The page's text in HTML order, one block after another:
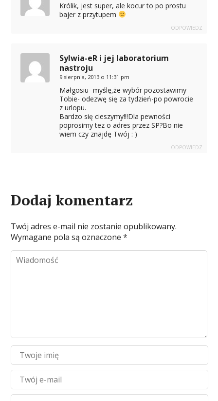
Królik, jest super, ale kocur to po prostu
bajer z przytupem
ODPOWIEDZ
Sylwia-eR i jej laboratorium
nastroju
9 sierpnia, 2013 o 11:31 pm
Małgosiu- myślę,że wybór pozostawimy
Tobie- odezwę się za tydzień-po powrocie
z urlopu.
Bardzo się cieszymy!!!Dla pewności
poprosimy tez o adres przez SP?Bo nie
wiem czy znajdę Twój : )
ODPOWIEDZ
Dodaj komentarz
Twój adres e-mail nie zostanie opublikowany.
Wymagane pola są oznaczone*